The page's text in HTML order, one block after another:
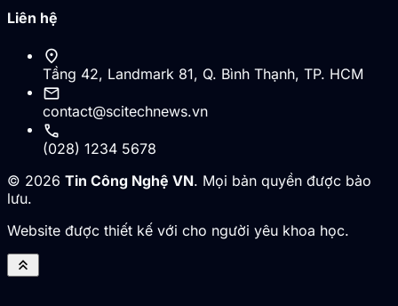
Liên hệ
location_on
Tầng 42, Landmark 81, Q. Bình Thạnh, TP. HCM
mail
contact@scitechnews.vn
call
(028) 1234 5678
© 2026 Tin Công Nghệ VN. Mọi bản quyền được bảo
lưu.
Website được thiết kế với cho người yêu khoa học.
keyboard_double_arrow_up